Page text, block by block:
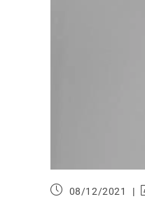
08/12/2021